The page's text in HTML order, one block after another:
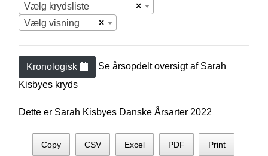
×
Vælg krydsliste
×
Vælg visning
Kronologisk Se årsopdelt oversigt af Sarah
Kisbyes kryds
Dette er Sarah Kisbyes Danske Årsarter 2022
Copy CSV Excel PDF Print